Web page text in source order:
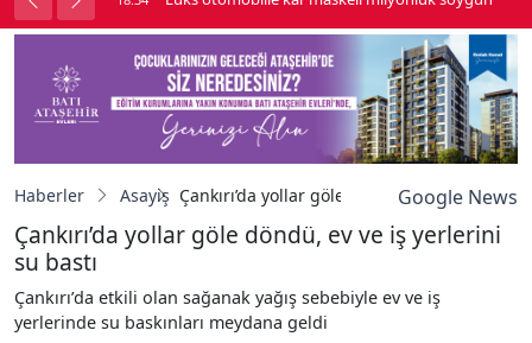
Haberler Asayiş Çankırı’da yollar göle döndü, ev ve iş
Google News
Çankırı’da yollar göle döndü, ev ve iş yerlerini
su bastı
Çankırı’da etkili olan sağanak yağış sebebiyle ev ve iş
yerlerinde su baskınları meydana geldi